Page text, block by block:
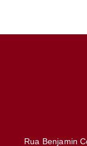
Rua Benjamin